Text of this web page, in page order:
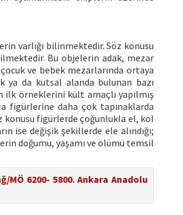
varlığı bilinmektedir. Söz konusu
Bu objelerin adak, mezar
ve bebek mezarlarında ortaya
ya da kutsal alanda bulunan bazı
örneklerini kült amaçlı yapılmış
figürlerine daha çok tapınaklarda
konusu figürlerde çoğunlukla el, kol
ise değişik şekillerde ele alındığı;
doğumu, yaşamı ve ölümü temsil
6200- 5800. Ankara Anadolu